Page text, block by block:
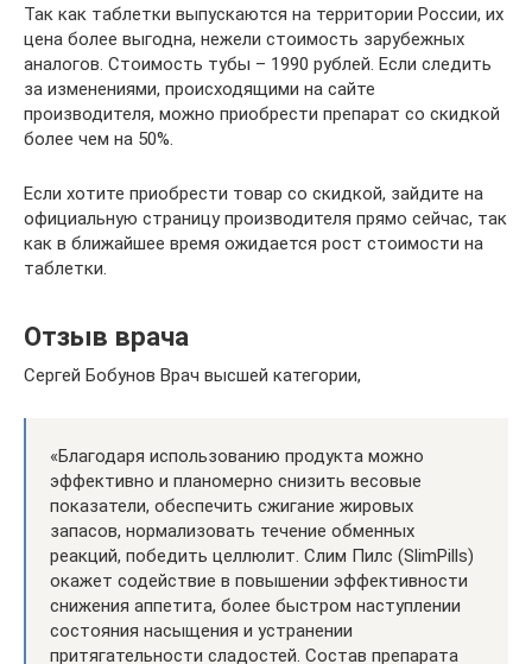
Так как таблетки выпускаются на территории России, их
цена более выгодна, нежели стоимость зарубежных
аналогов. Стоимость тубы – 1990 рублей. Если следить
за изменениями, происходящими на сайте
производителя, можно приобрести препарат со скидкой
более чем на 50%.
Если хотите приобрести товар со скидкой, зайдите на
официальную страницу производителя прямо сейчас, так
как в ближайшее время ожидается рост стоимости на
таблетки.
Отзыв врача
Сергей Бобунов Врач высшей категории,
«Благодаря использованию продукта можно
эффективно и планомерно снизить весовые
показатели, обеспечить сжигание жировых
запасов, нормализовать течение обменных
реакций, победить целлюлит. Слим Пилс (SlimPills)
окажет содействие в повышении эффективности
снижения аппетита, более быстром наступлении
состояния насыщения и устранении
притягательности сладостей. Состав препарата